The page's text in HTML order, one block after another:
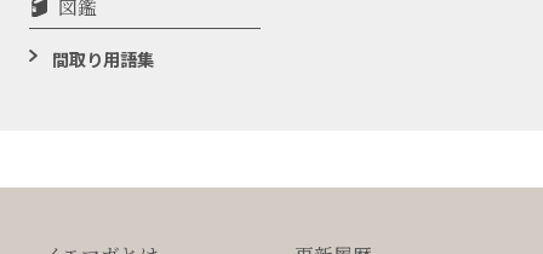
図鑑
間取り用語集